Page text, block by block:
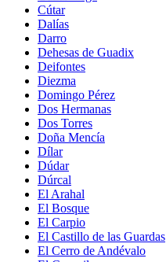
Cútar
Dalías
Darro
Dehesas de Guadix
Deifontes
Diezma
Domingo Pérez
Dos Hermanas
Dos Torres
Doña Mencía
Dílar
Dúdar
Dúrcal
El Arahal
El Bosque
El Carpio
El Castillo de las Guardas
El Cerro de Andévalo